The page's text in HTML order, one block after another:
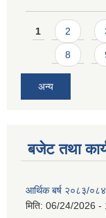
Pages
1 2
8
अन्य
बजेट तथा
आर्थिक बर्ष २०८३/०८४
मिति: 06/24/2026 -